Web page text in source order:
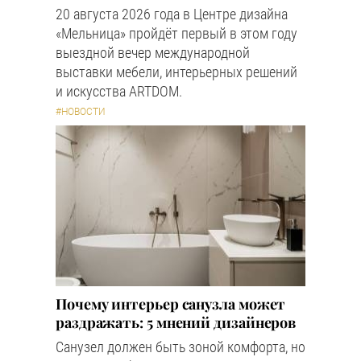
20 августа 2026 года в Центре дизайна
«Мельница» пройдёт первый в этом году
выездной вечер международной
выставки мебели, интерьерных решений
и искусства ARTDOM.
#НОВОСТИ
Почему интерьер санузла может
раздражать: 5 мнений дизайнеров
Санузел должен быть зоной комфорта, но